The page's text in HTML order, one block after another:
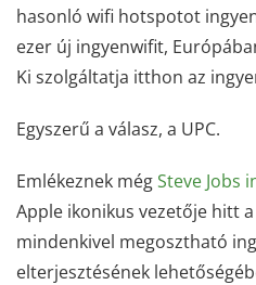
hasonló wifi hotspotot
ezer új ingyenwifit,
Ki szolgáltatja itthon az
Egyszerű a válasz, a UPC.
Emlékeznek mégSteve Jobs
Apple ikonikus vezetője hitt
mindenkivel megosztható
elterjesztésének